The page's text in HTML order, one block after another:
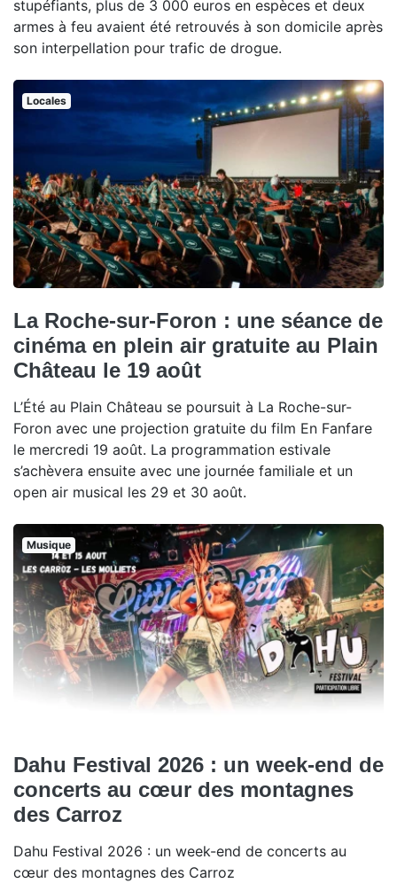
stupéfiants, plus de 3 000 euros en espèces et deux
armes à feu avaient été retrouvés à son domicile après
son interpellation pour trafic de drogue.
Locales
La Roche-sur-Foron : une séance de
cinéma en plein air gratuite au Plain
Château le 19 août
L’Été au Plain Château se poursuit à La Roche-sur-
Foron avec une projection gratuite du film En Fanfare
le mercredi 19 août. La programmation estivale
s’achèvera ensuite avec une journée familiale et un
open air musical les 29 et 30 août.
Musique
Dahu Festival 2026 : un week-end de
concerts au cœur des montagnes
des Carroz
Dahu Festival 2026 : un week-end de concerts au
cœur des montagnes des Carroz